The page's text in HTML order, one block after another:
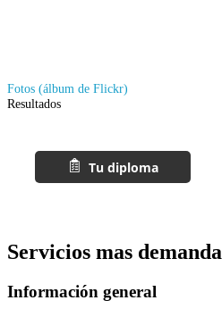
Fotos (álbum de Flickr)
Resultados
Servicios mas
Información general